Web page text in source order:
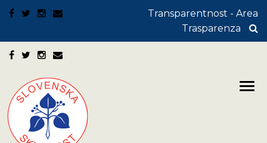
Transparentnost - Area
Trasparenza